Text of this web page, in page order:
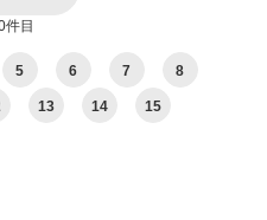
件目
5 6 7 8
13 14 15